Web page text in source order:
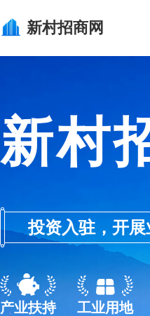
新村招商网
新村
投资入驻，开
产业扶持 工业用地